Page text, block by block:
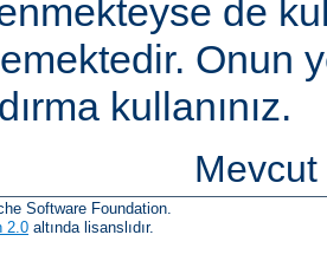
de
Onun
kullanınız.
Software Foundation.
2.0 altında lisanslıdır.